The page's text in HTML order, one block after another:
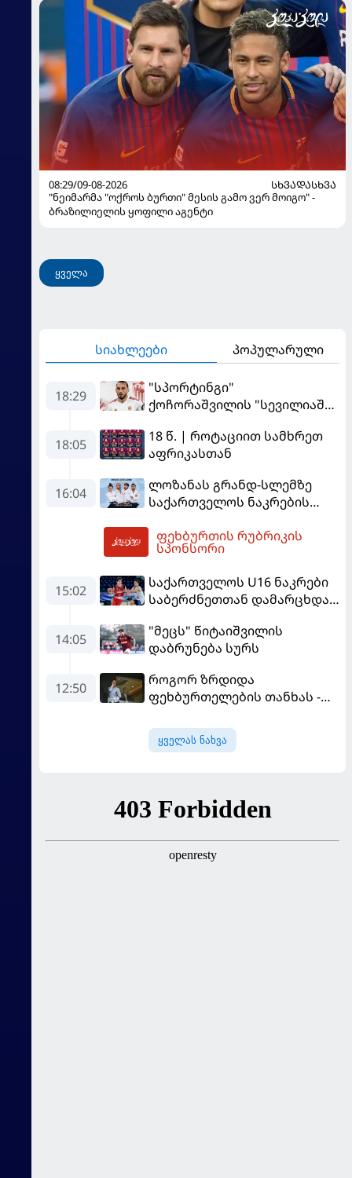
08:29/09-08-2026
ᲡᲮᲕᲐᲓᲐᲡᲮᲕᲐ
"ნეიმარმა "ოქროს ბურთი" მესის გამო ვერ მოიგო" -
ბრაზილიელის ყოფილი აგენტი
ყველა
სიახლეები პოპულარული
18:29
"სპორტინგი"
ქოჩორაშვილის "სევილიაში"
ხდება ტრანსფერთან
დაკავშირებით?
18:05
18 წ. | როტაციით სამხრეთ
აფრიკასთან
16:04
ლოზანას გრანდ-სლემზე
საქართველოს ნაკრების
ფეხბურთის რუბრიკის
სპონსორი
15:02
საქართველოს U16 ნაკრები
საბერძნეთთან დამარცხდა
საფრანგეთს შეხვდება
14:05
"მეცს" წიტაიშვილის
დაბრუნება სურს
12:50
როგორ ზრდიდა
ფეხბურთელების თანხას -
სქემა გაამხილა
ყველას ნახვა